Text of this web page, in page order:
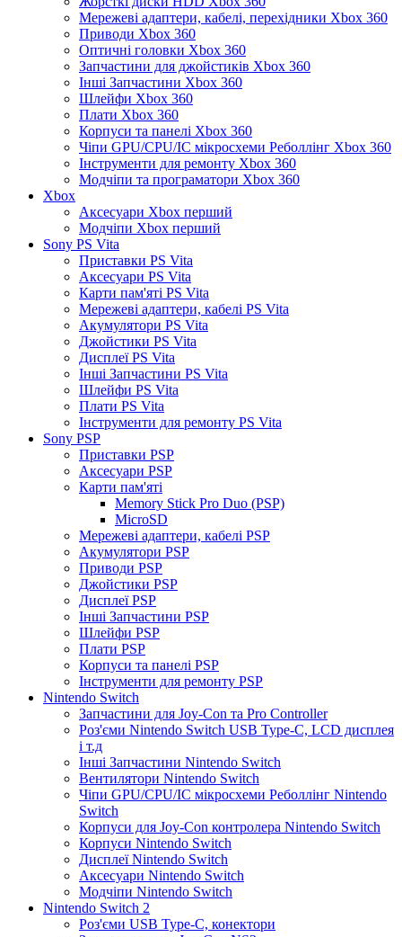
Мережеві адаптери, кабелі, перехідники Xbox 360
Приводи Xbox 360
Оптичні головки Xbox 360
Запчастини для джойстиків Xbox 360
Інші Запчастини Xbox 360
Шлейфи Xbox 360
Плати Xbox 360
Корпуси та панелі Xbox 360
Чіпи GPU/CPU/IC мікросхеми Реболлінг Xbox 360
Інструменти для ремонту Xbox 360
Модчіпи та програматори Xbox 360
Xbox
Аксесуари Xbox перший
Модчіпи Xbox перший
Sony PS Vita
Приставки PS Vita
Аксесуари PS Vita
Карти пам'яті PS Vita
Мережеві адаптери, кабелі PS Vita
Акумулятори PS Vita
Джойстики PS Vita
Дисплеї PS Vita
Інші Запчастини PS Vita
Шлейфи PS Vita
Плати PS Vita
Інструменти для ремонту PS Vita
Sony PSP
Приставки PSP
Аксесуари PSP
Карти пам'яті
Memory Stick Pro Duo (PSP)
MicroSD
Мережеві адаптери, кабелі PSP
Акумулятори PSP
Приводи PSP
Джойстики PSP
Дисплеї PSP
Інші Запчастини PSP
Шлейфи PSP
Плати PSP
Корпуси та панелі PSP
Інструменти для ремонту PSP
Nintendo Switch
Запчастини для Joy-Con та Pro Controller
Роз'єми Nintendo Switch USB Type-C, LCD дисплея
і т.д
Інші Запчастини Nintendo Switch
Вентилятори Nintendo Switch
Чіпи GPU/CPU/IC мікросхеми Реболлінг Nintendo
Switch
Корпуси для Joy-Con контролера Nintendo Switch
Корпуси Nintendo Switch
Дисплеї Nintendo Switch
Аксесуари Nintendo Switch
Модчіпи Nintendo Switch
Nintendo Switch 2
Роз'єми USB Type-C, конектори